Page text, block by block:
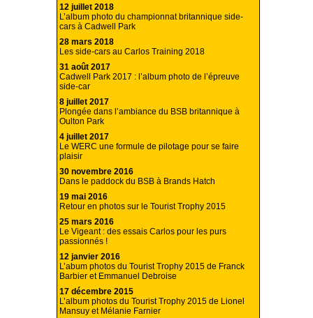
12 juillet 2018
L’album photo du championnat britannique side-
cars à Cadwell Park
28 mars 2018
Les side-cars au Carlos Training 2018
31 août 2017
Cadwell Park 2017 : l’album photo de l’épreuve
side-car
8 juillet 2017
Plongée dans l’ambiance du BSB britannique à
Oulton Park
4 juillet 2017
Le WERC une formule de pilotage pour se faire
plaisir
30 novembre 2016
Dans le paddock du BSB à Brands Hatch
19 mai 2016
Retour en photos sur le Tourist Trophy 2015
25 mars 2016
Le Vigeant : des essais Carlos pour les purs
passionnés !
12 janvier 2016
L’abum photos du Tourist Trophy 2015 de Franck
Barbier et Emmanuel Debroise
17 décembre 2015
L’album photos du Tourist Trophy 2015 de Lionel
Mansuy et Mélanie Farnier